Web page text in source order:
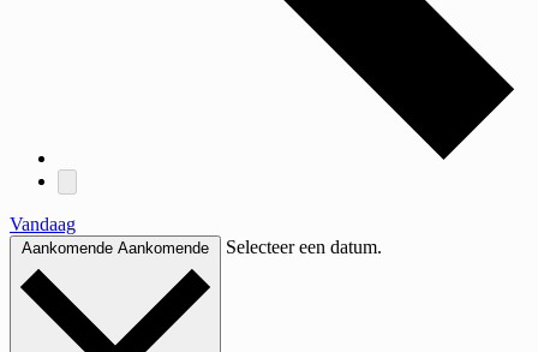
Vandaag
Aankomende Aankomende Selecteer een datum.